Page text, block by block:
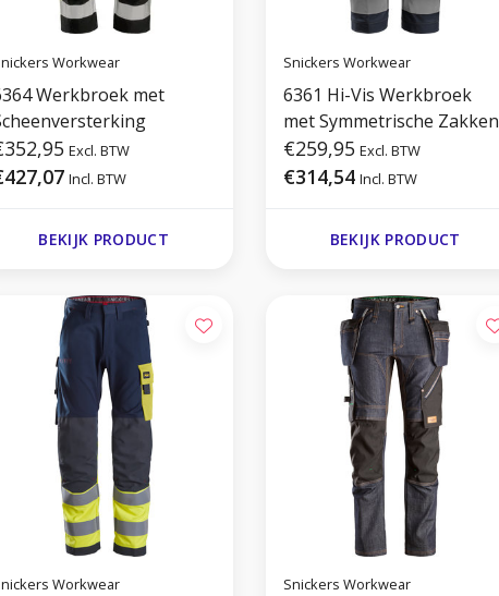
Workwear
Werkbroek met
Excl. BTW
Incl. BTW
BEKIJK PRODUCT
Snickers Workwear
6361 Hi-Vis Werkbroek
met Symmetrische Zakken
€259,95 Excl. BTW
€314,54 Incl. BTW
BEKIJK PRODUCT
Workwear Snickers Workwear